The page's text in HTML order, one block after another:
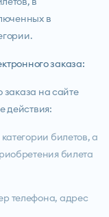
в
заказа:
заказа на сайте
действия:
билетов, а
билета
телефона, адрес